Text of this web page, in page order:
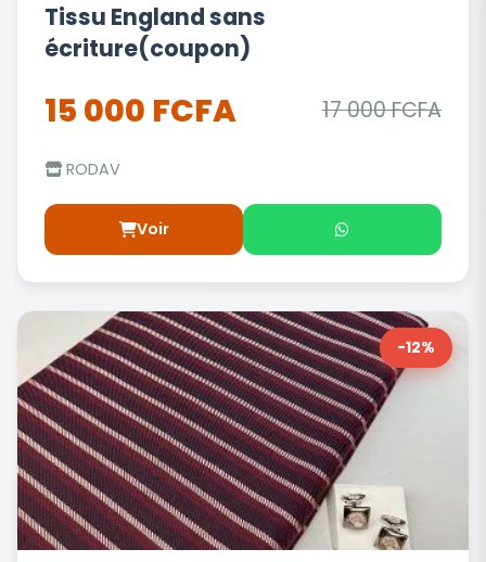
Tissu England sans
écriture(coupon)
15 000 FCFA 17 000 FCFA
RODAV
Voir
-12%